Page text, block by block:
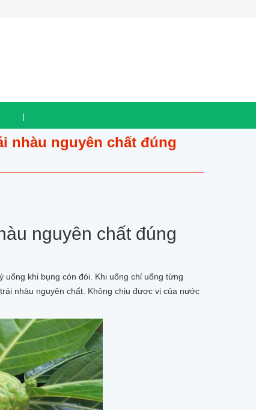
nhàu nguyên chất đúng
nguyên chất đúng
khi bụng còn đói. Khi uống chỉ uống từng
nhàu nguyên chất. Không chịu được vị của nước